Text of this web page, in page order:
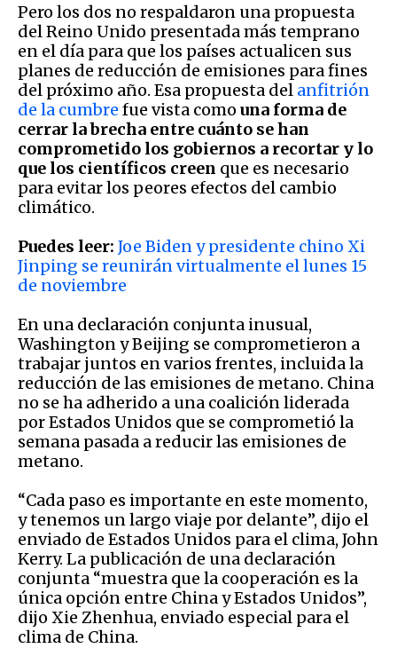
Pero los dos no respaldaron una propuesta
del Reino Unido presentada más temprano
en el día para que los países actualicen sus
planes de reducción de emisiones para fines
del próximo año. Esa propuesta del anfitrión
de la cumbre fue vista como una forma de
cerrar la brecha entre cuánto se han
comprometido los gobiernos a recortar y lo
que los científicos creen que es necesario
para evitar los peores efectos del cambio
climático.
Puedes leer: Joe Biden y presidente chino Xi
Jinping se reunirán virtualmente el lunes 15
de noviembre
En una declaración conjunta inusual,
Washington y Beijing se comprometieron a
trabajar juntos en varios frentes, incluida la
reducción de las emisiones de metano. China
no se ha adherido a una coalición liderada
por Estados Unidos que se comprometió la
semana pasada a reducir las emisiones de
metano.
“Cada paso es importante en este momento,
y tenemos un largo viaje por delante”, dijo el
enviado de Estados Unidos para el clima, John
Kerry. La publicación de una declaración
conjunta “muestra que la cooperación es la
única opción entre China y Estados Unidos”,
dijo Xie Zhenhua, enviado especial para el
clima de China.